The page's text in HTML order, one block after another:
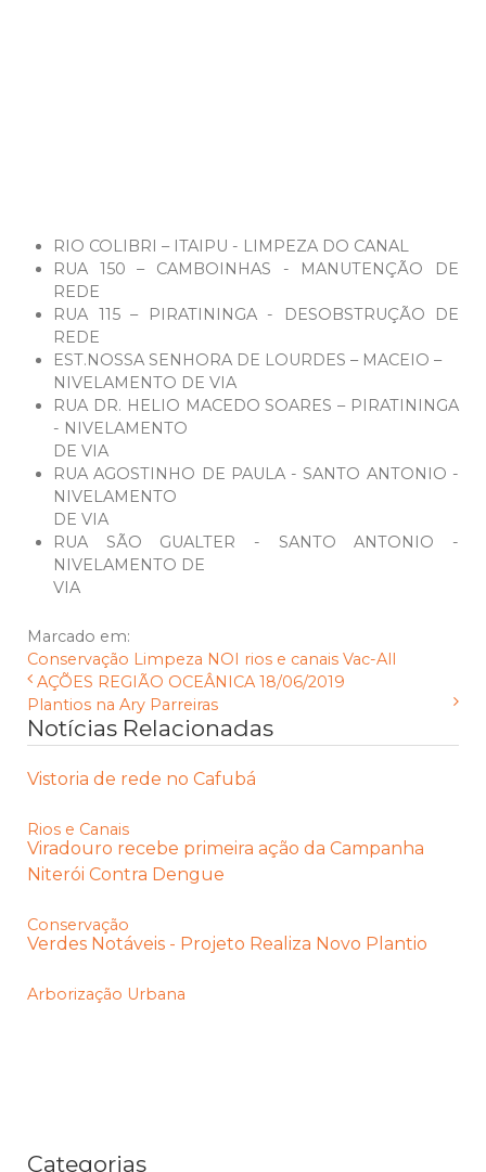
RIO COLIBRI – ITAIPU - LIMPEZA DO CANAL
RUA 150 – CAMBOINHAS - MANUTENÇÃO DE
REDE
RUA 115 – PIRATININGA - DESOBSTRUÇÃO DE
REDE
EST.NOSSA SENHORA DE LOURDES – MACEIO –
NIVELAMENTO DE VIA
RUA DR. HELIO MACEDO SOARES – PIRATININGA
- NIVELAMENTO
DE VIA
RUA AGOSTINHO DE PAULA - SANTO ANTONIO -
NIVELAMENTO
DE VIA
RUA SÃO GUALTER - SANTO ANTONIO -
NIVELAMENTO DE
VIA
Marcado em:
Conservação Limpeza NOI rios e canais Vac-All
AÇÕES REGIÃO OCEÂNICA 18/06/2019
Plantios na Ary Parreiras
Notícias Relacionadas
Vistoria de rede no Cafubá
Rios e Canais
Viradouro recebe primeira ação da Campanha
Niterói Contra Dengue
Conservação
Verdes Notáveis - Projeto Realiza Novo Plantio
Arborização Urbana
Categorias